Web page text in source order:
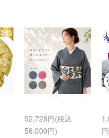
52,728円(税込
58,000円)